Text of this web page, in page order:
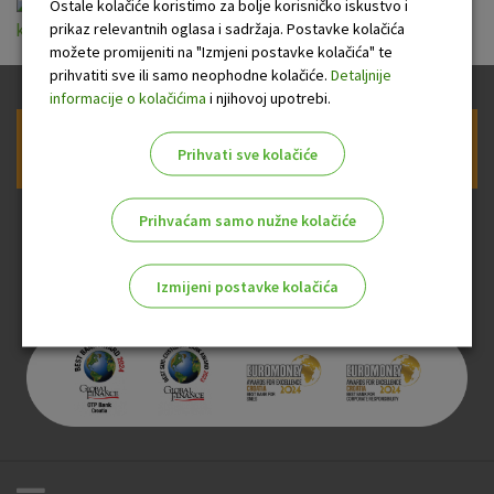
opci-uvjeti-za-izdavanje-i-koristenje-charge-
kartice-0.pdf
Prijava na newsletter OTP banke
Ostale kolačiće koristimo za bolje korisničko iskustvo i
prikaz relevantnih oglasa i sadržaja. Postavke kolačića
možete promijeniti na "Izmjeni postavke kolačića" te
prihvatiti sve ili samo neophodne kolačiće. Detaljnije
informacije o kolačićima i njihovoj upotrebi.
Prihvati sve kolačiće
Prihvaćam samo nužne kolačiće
Izmijeni postavke kolačića